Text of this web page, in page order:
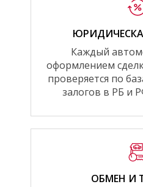
Каждый
оформлением
проверяется по
залогов в РБ и
ОБМЕН И